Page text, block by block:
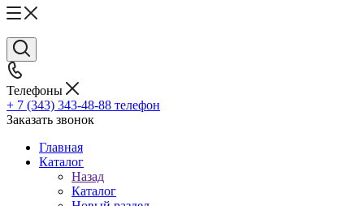
Телефоны
+ 7 (343) 343-48-88 телефон
Заказать звонок
Главная
Каталог
Назад
Каталог